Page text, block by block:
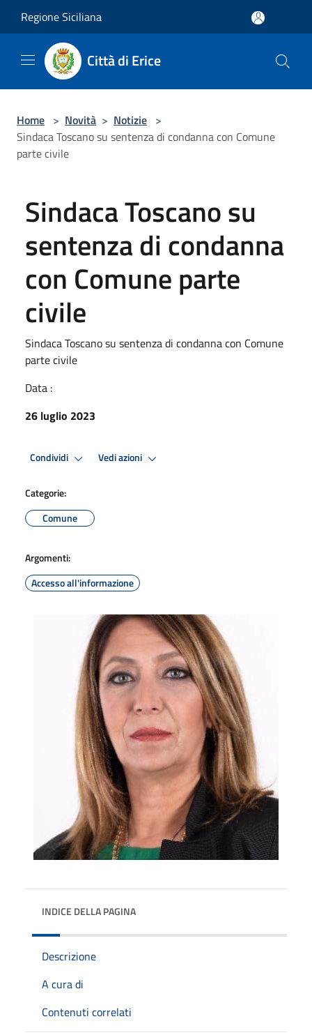
Regione Siciliana
Città di Erice
Home > Novità > Notizie >
Sindaca Toscano su sentenza di condanna con Comune
parte civile
Sindaca Toscano su
sentenza di condanna
con Comune parte
civile
Sindaca Toscano su sentenza di condanna con Comune
parte civile
Data :
26 luglio 2023
Condividi Vedi azioni
Categorie:
Comune
Argomenti:
Accesso all'informazione
INDICE DELLA PAGINA
Descrizione
A cura di
Contenuti correlati